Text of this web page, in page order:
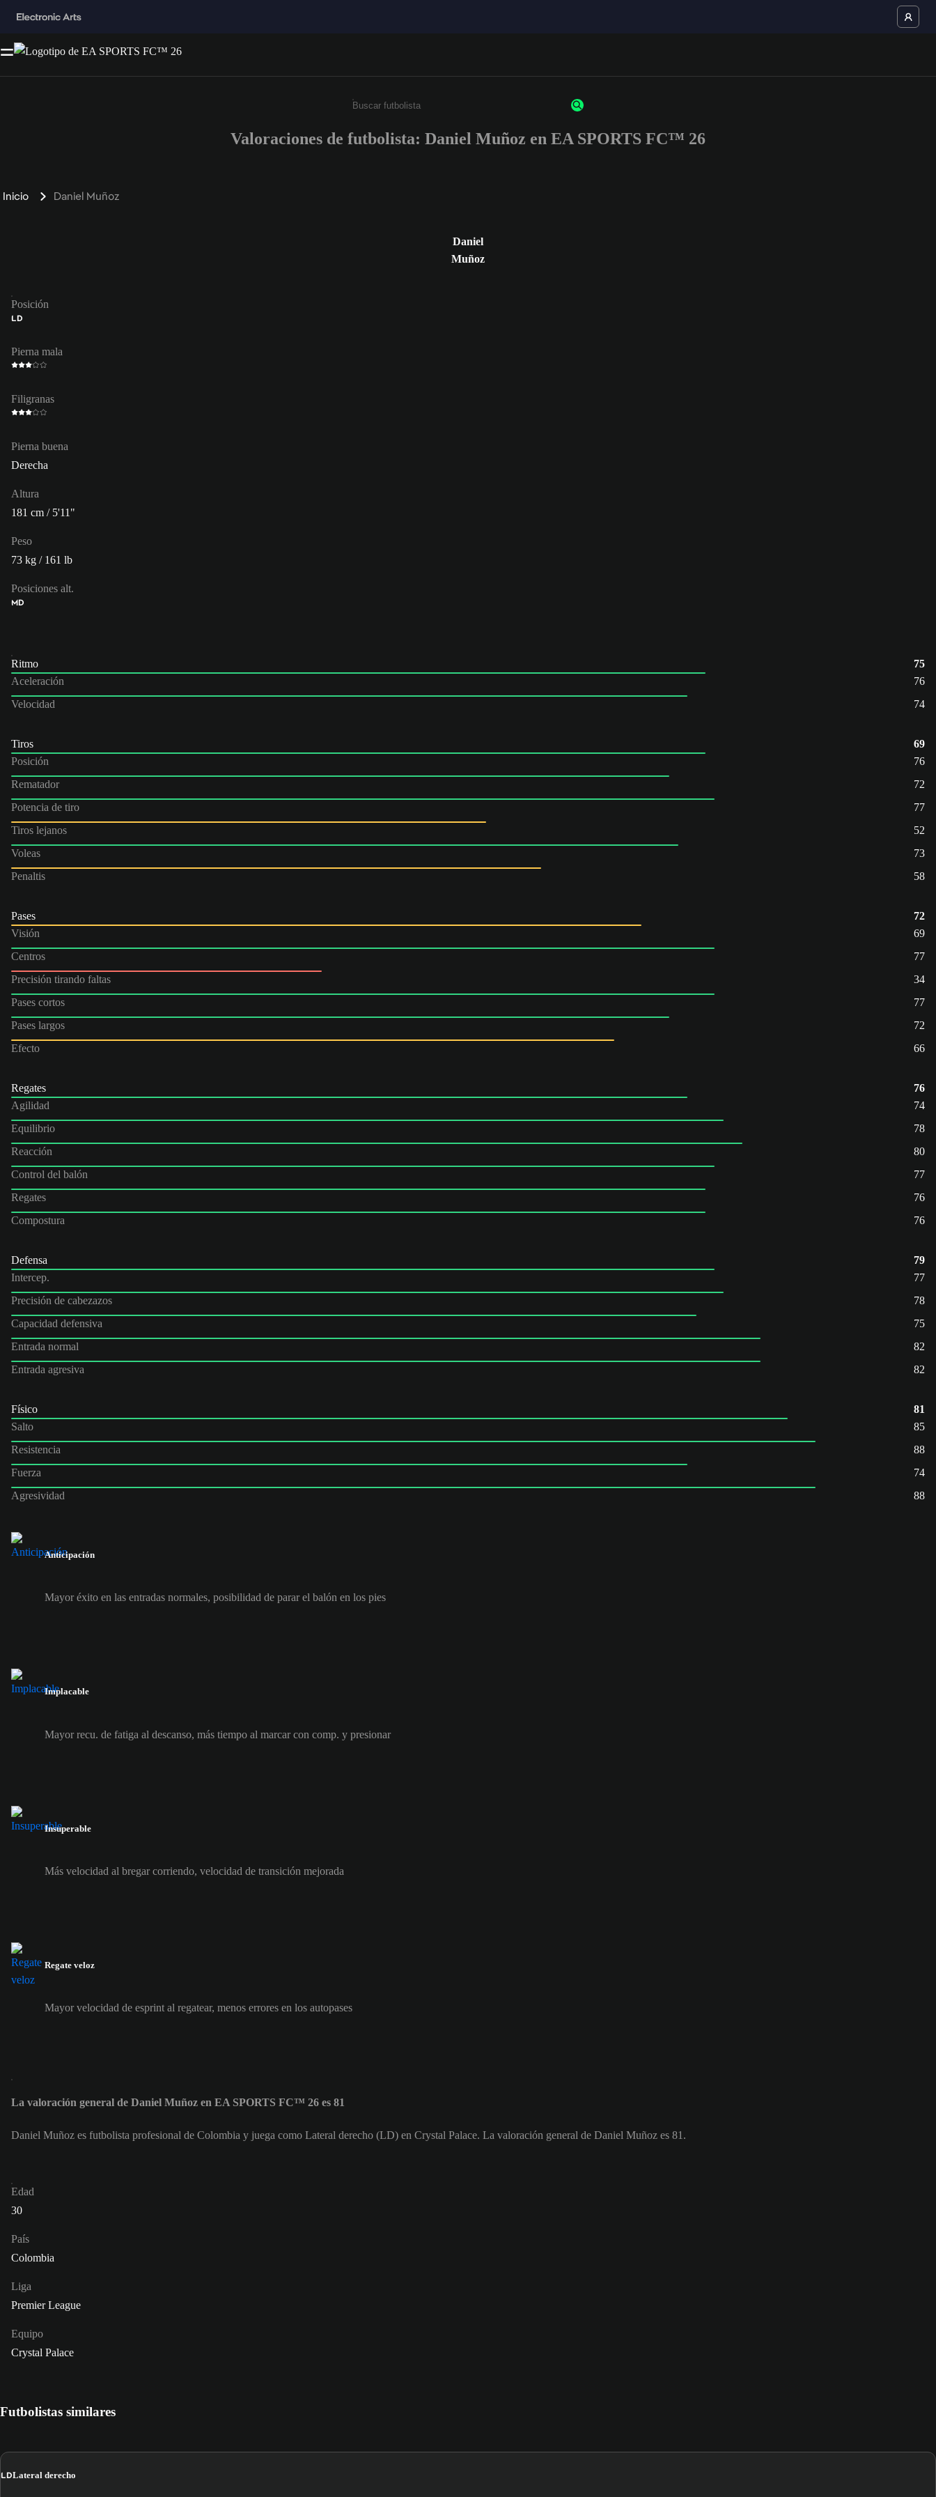
Escribe un mínimo de 3 caracteres o números.
Valoraciones de futbolista: Daniel Muñoz en EA SPORTS FC™ 26
Inicio Daniel Muñoz
Daniel
Muñoz
Posición
LD
Pierna mala
Filigranas
Pierna buena
Derecha
Altura
181 cm / 5'11"
Peso
73 kg / 161 lb
Posiciones alt.
MD
Ritmo
75
Aceleración
76
Velocidad
74
Tiros
69
Posición
76
Rematador
72
Potencia de tiro
77
Tiros lejanos
52
Voleas
73
Penaltis
58
Pases
72
Visión
69
Centros
77
Precisión tirando faltas
34
Pases cortos
77
Pases largos
72
Efecto
66
Regates
76
Agilidad
74
Equilibrio
78
Reacción
80
Control del balón
77
Regates
76
Compostura
76
Defensa
79
Intercep.
77
Precisión de cabezazos
78
Capacidad defensiva
75
Entrada normal
82
Entrada agresiva
82
Físico
81
Salto
85
Resistencia
88
Fuerza
74
Agresividad
88
Anticipación
Mayor éxito en las entradas normales, posibilidad de parar el balón en los pies
Implacable
Mayor recu. de fatiga al descanso, más tiempo al marcar con comp. y presionar
Insuperable
Más velocidad al bregar corriendo, velocidad de transición mejorada
Regate veloz
Mayor velocidad de esprint al regatear, menos errores en los autopases
La valoración general de Daniel Muñoz en EA SPORTS FC™ 26 es 81
Daniel Muñoz es futbolista profesional de Colombia y juega como Lateral derecho (LD) en Crystal Palace. La valoración general de Daniel Muñoz es 81.
Edad
30
País
Colombia
Liga
Premier League
Equipo
Crystal Palace
Futbolistas similares
LDLateral derecho